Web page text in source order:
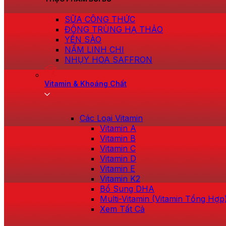
SỮA CÔNG THỨC
ĐÔNG TRÙNG HẠ THẢO
YẾN SÀO
NẤM LINH CHI
NHỤY HOA SAFFRON
Vitamin & Khoáng Chất
Các Loại Vitamin
Vitamin A
Vitamin B
Vitamin C
Vitamin D
Vitamin E
Vitamin K2
Bổ Sung DHA
Multi-Vitamin (Vitamin Tổng
Xem Tất Cả